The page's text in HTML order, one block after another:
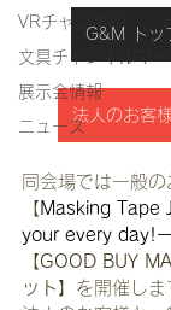
VRチャンネル
文具チャンネルマー
展示会情報
ニュース
G&M トッ
法人のお客
同会場では一般
【 Masking Tape
your every day!
【GOOD BUY
ット】 を開催しま